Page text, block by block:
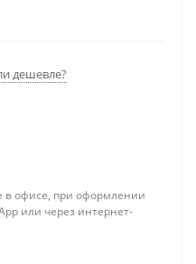
32Gb, Диски
дешевле?
в офисе, при оформлении
или через интернет-